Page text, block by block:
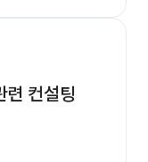
련 컨설팅